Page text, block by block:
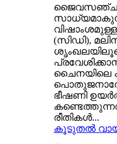
(സിഡി),
ചൈനയിലെ
ഭീഷണി
രീതികൾ...
കൂടുതൽ